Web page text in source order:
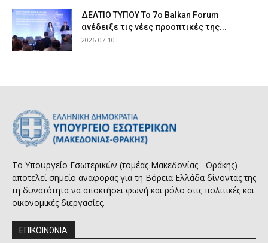
ΔΕΛΤΙΟ ΤΥΠΟΥ Το 7ο Balkan Forum
ανέδειξε τις νέες προοπτικές της...
2026-07-10
Το Υπουργείο Εσωτερικών (τομέας Μακεδονίας - Θράκης)
αποτελεί σημείο αναφοράς για τη Βόρεια Ελλάδα δίνοντας της
τη δυνατότητα να αποκτήσει φωνή και ρόλο στις πολιτικές και
οικονομικές διεργασίες.
ΕΠΙΚΟΙΝΩΝΙΑ